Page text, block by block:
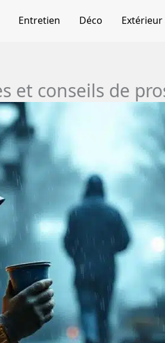
Entretien Déco Extérieur
et conseils de